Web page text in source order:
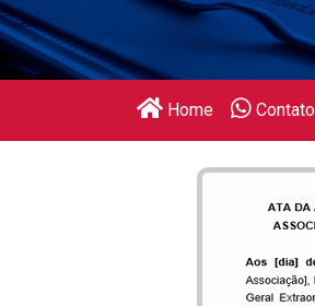
Home Contato